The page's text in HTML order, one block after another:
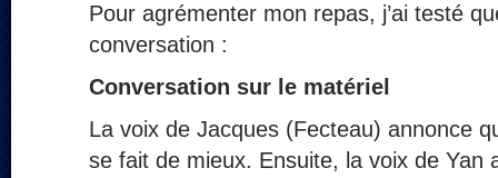
Pour agrémenter mon repas, j’ai testé
conversation :
Conversation sur le matériel
La voix de Jacques (Fecteau) annonce
se fait de mieux. Ensuite, la voix de Yan